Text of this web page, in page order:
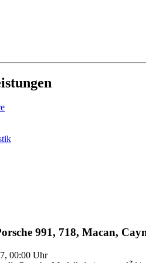
991, 718, Macan,
00:00 Uhr